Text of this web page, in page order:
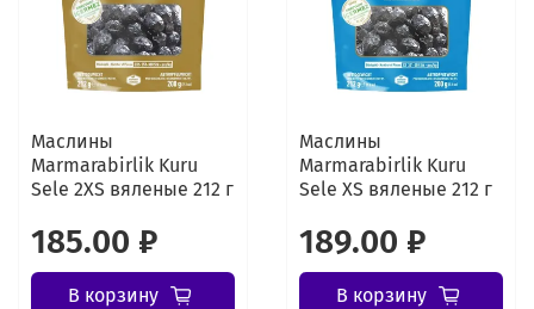
Маслины
Marmarabirlik Kuru
Sele 2XS вяленые 212 г
185.00 ₽
В корзину
Маслины
Marmarabirlik Kuru
Sele XS вяленые 212 г
189.00 ₽
В корзину